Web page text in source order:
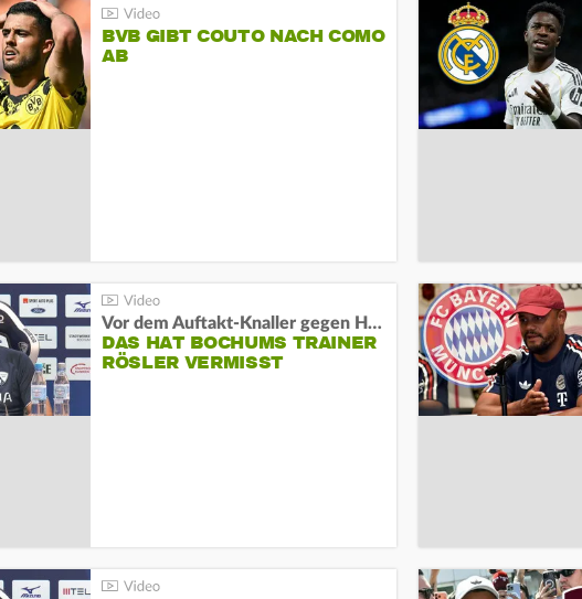
BVB GIBT COUTO NACH COMO
AB
Vor dem Auftakt-Knaller gegen Hertha:
DAS HAT BOCHUMS TRAINER
RÖSLER VERMISST